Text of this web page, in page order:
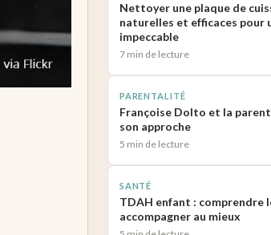
Nettoyer une plaque de
naturelles et efficaces pour
impeccable
7 min de lecture
PARENTALITÉ
Françoise Dolto et la
son approche
5 min de lecture
SANTÉ
TDAH enfant : comprendre
accompagner au mieux